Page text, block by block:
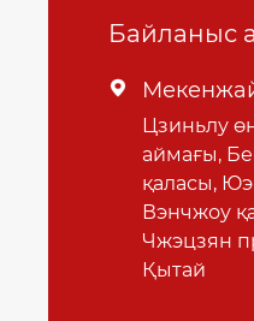
Байланыс

Цзиньлу
аймағы,
қаласы,
Вэнчжоу
Чжэцзян
Қытай